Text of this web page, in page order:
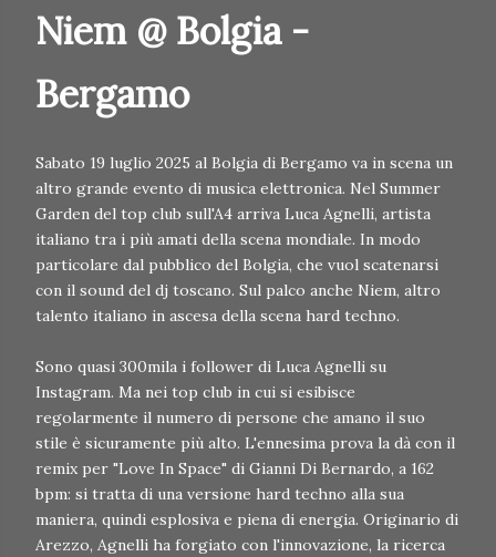
Niem @ Bolgia -
Bergamo
Sabato 19 luglio 2025 al Bolgia di Bergamo va in scena un
altro grande evento di musica elettronica. Nel Summer
Garden del top club sull'A4 arriva Luca Agnelli, artista
italiano tra i più amati della scena mondiale. In modo
particolare dal pubblico del Bolgia, che vuol scatenarsi
con il sound del dj toscano. Sul palco anche Niem, altro
talento italiano in ascesa della scena hard techno.
Sono quasi 300mila i follower di Luca Agnelli su
Instagram. Ma nei top club in cui si esibisce
regolarmente il numero di persone che amano il suo
stile è sicuramente più alto. L'ennesima prova la dà con il
remix per "Love In Space" di Gianni Di Bernardo, a 162
bpm: si tratta di una versione hard techno alla sua
maniera, quindi esplosiva e piena di energia. Originario di
Arezzo, Agnelli ha forgiato con l'innovazione, la ricerca